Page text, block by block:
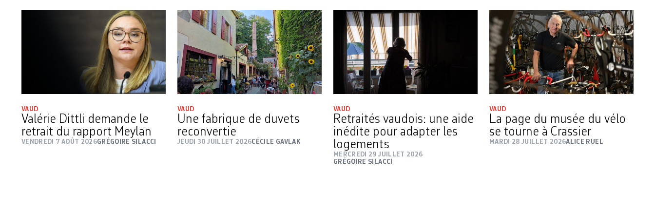
VAUD
Valérie Dittli demande le
retrait du rapport Meylan
VENDREDI 7 AOÛT 2026GRÉGOIRE SILACCI
VAUD
Une fabrique de duvets
reconvertie
JEUDI 30 JUILLET 2026CÉCILE GAVLAK
VAUD
Retraités vaudois: une aide
inédite pour adapter les
logements
MERCREDI 29 JUILLET 2026
GRÉGOIRE SILACCI
VAUD
La page du musée du vélo
se tourne à Crassier
MARDI 28 JUILLET 2026ALICE RUEL